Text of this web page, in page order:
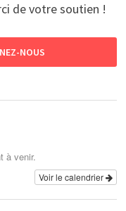
de votre soutien !
NOUS
à venir.
Voir le calendrier